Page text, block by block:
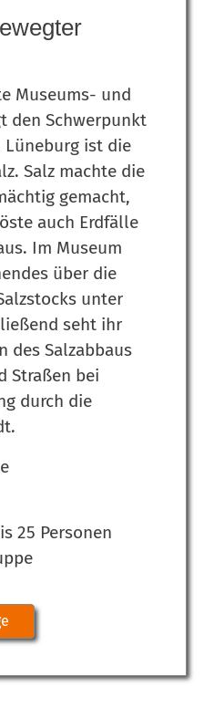
Museums- und
den Schwerpunkt
Lüneburg ist die
Salz machte die
gemacht,
auch Erdfälle
Im Museum
über die
unter
seht ihr
des Salzabbaus
Straßen bei
durch die
25 Personen